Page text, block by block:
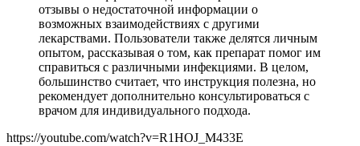
отзывы о недостаточной информации о
возможных взаимодействиях с другими
лекарствами. Пользователи также делятся личным
опытом, рассказывая о том, как препарат помог им
справиться с различными инфекциями. В целом,
большинство считает, что инструкция полезна, но
рекомендует дополнительно консультироваться с
врачом для индивидуального подхода.
https://youtube.com/watch?v=R1HOJ_M433E